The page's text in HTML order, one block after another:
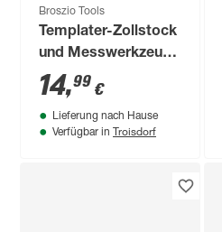
Broszio Tools
Templater-Zollstock
und Messwerkzeug
mit Wasserwaage
14,99 €
Lieferung nach Hause
Verfügbar in Troisdorf